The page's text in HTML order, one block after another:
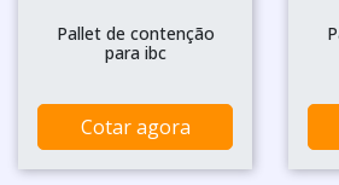
Pallet de contenção
para ibc
Cotar agora